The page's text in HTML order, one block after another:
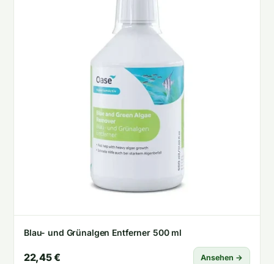
Blau- und Grünalgen Entferner 500 ml
22,45 € Ansehen →